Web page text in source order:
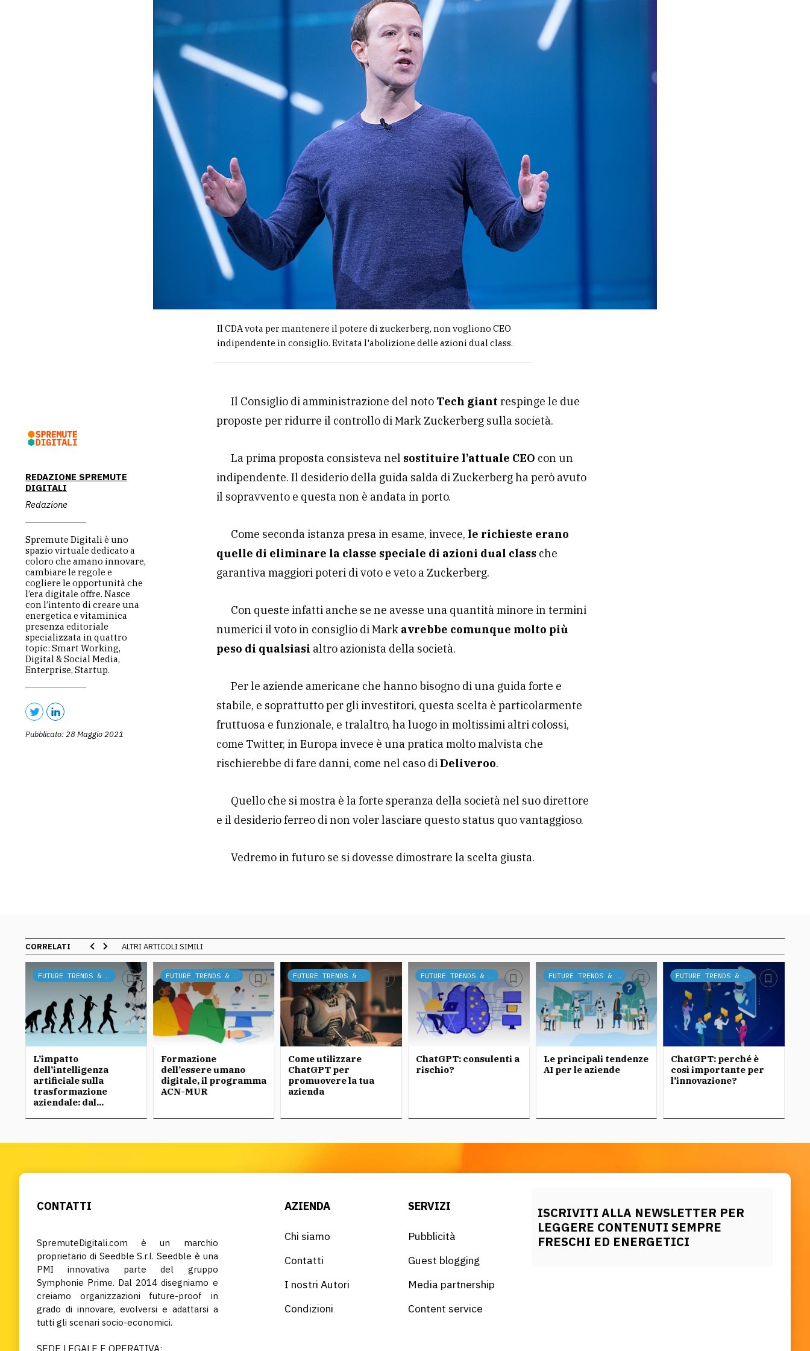
Il CDA vota per mantenere il potere di zuckerberg, non vogliono CEO
indipendente in consiglio. Evitata l'abolizione delle azioni dual class.
REDAZIONE SPREMUTE
DIGITALI
Redazione
Spremute Digitali è uno
spazio virtuale dedicato a
coloro che amano innovare,
cambiare le regole e
cogliere le opportunità che
l’era digitale offre. Nasce
con l’intento di creare una
energetica e vitaminica
presenza editoriale
specializzata in quattro
topic: Smart Working,
Digital & Social Media,
Enterprise, Startup.
Pubblicato: 28 Maggio 2021
Il Consiglio di amministrazione del noto Tech giant respinge le due
proposte per ridurre il controllo di Mark Zuckerberg sulla società.
La prima proposta consisteva nel sostituire l’attuale CEO con un
indipendente. Il desiderio della guida salda di Zuckerberg ha però avuto
il sopravvento e questa non è andata in porto.
Come seconda istanza presa in esame, invece, le richieste erano
quelle di eliminare la classe speciale di azioni dual class che
garantiva maggiori poteri di voto e veto a Zuckerberg.
Con queste infatti anche se ne avesse una quantità minore in termini
numerici il voto in consiglio di Mark avrebbe comunque molto più
peso di qualsiasi altro azionista della società.
Per le aziende americane che hanno bisogno di una guida forte e
stabile, e soprattutto per gli investitori, questa scelta è particolarmente
fruttuosa e funzionale, e tralaltro, ha luogo in moltissimi altri colossi,
come Twitter, in Europa invece è una pratica molto malvista che
rischierebbe di fare danni, come nel caso diDeliveroo.
Quello che si mostra è la forte speranza della società nel suo direttore
e il desiderio ferreo di non voler lasciare questo status quo vantaggioso.
Vedremo in futuro se si dovesse dimostrare la scelta giusta.
CORRELATI ALTRI ARTICOLI SIMILI
FUTURE TRENDS & TECH
L’impatto
dell’intelligenza
artificiale sulla
trasformazione
aziendale: dal...
FUTURE TRENDS & TECH
Formazione
dell’essere umano
digitale, il programma
ACN-MUR
FUTURE TRENDS & TECH
Come utilizzare
ChatGPT per
promuovere la tua
azienda
FUTURE TRENDS & TECH
ChatGPT: consulenti a
rischio?
FUTURE TRENDS & TECH
Le principali tendenze
AI per le aziende
FUTURE TRENDS & TECH
ChatGPT: perché è
così importante per
l’innovazione?
CONTATTI
SpremuteDigitali.com è un marchio
proprietario di Seedble S.r.l. Seedble è una
PMI innovativa parte del gruppo
Symphonie Prime. Dal 2014 disegniamo e
creiamo organizzazioni future-proof in
grado di innovare, evolversi e adattarsi a
tutti gli scenari socio-economici.
AZIENDA
Chi siamo
Contatti
I nostri Autori
Condizioni
SERVIZI
Pubblicità
Guest blogging
Media partnership
Content service
ISCRIVITI ALLA NEWSLETTER PER
LEGGERE CONTENUTI SEMPRE
FRESCHI ED ENERGETICI